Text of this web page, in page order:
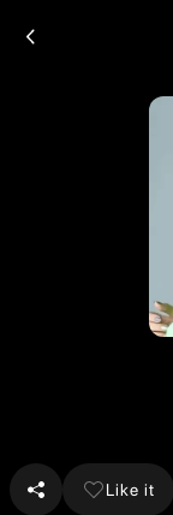
Like it